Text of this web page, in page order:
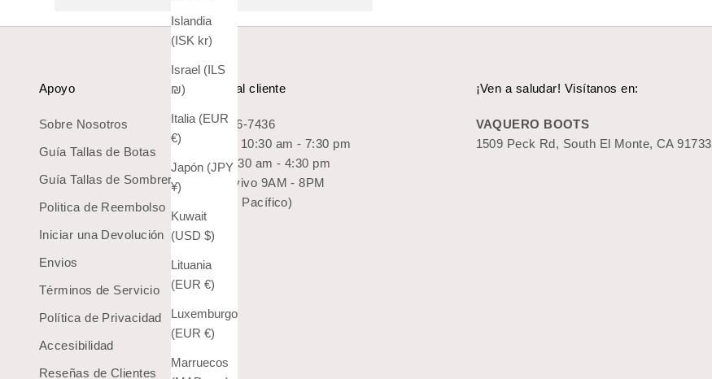
Islandia
(ISK kr)
Israel (ILS
₪)
Italia (EUR
€)
Japón (JPY
¥)
Kuwait
(USD $)
Lituania
(EUR €)
Luxemburgo
(EUR €)
Marruecos
Apoyo
Sobre Nosotros
Guía Tallas de Botas
Guía Tallas de Sombreros
Politica de Reembolso
Iniciar una Devolución
Envios
Términos de Servicio
Política de Privacidad
Accesibilidad
Reseñas de Clientes
Servicio al cliente
1-800-966-7436
Lun-Sab: 10:30 am - 7:30 pm
Dom: 10:30 am - 4:30 pm
Chat en vivo 9AM - 8PM
(Hora del Pacífico)
¡Ven a saludar! Visítanos en:
VAQUERO BOOTS
1509 Peck Rd, South El Monte, CA 91733